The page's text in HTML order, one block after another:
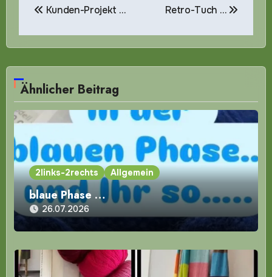
Kunden-Projekt … Retro-Tuch …
Ähnlicher Beitrag
2links-2rechts Allgemein
blaue Phase …
26.07.2026